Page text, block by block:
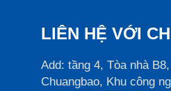
LIÊN HỆ VỚI
Add: tầng 4, Tòa nhà
Chuangbao, Khu công